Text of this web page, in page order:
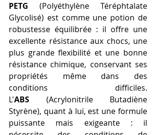
PETG (Polyéthylène Téréphtalate
Glycolisé) est comme une potion de
robustesse équilibrée : il offre une
excellente résistance aux chocs, une
plus grande flexibilité et une bonne
résistance chimique, conservant ses
propriétés même dans des
conditions difficiles.
L'ABS (Acrylonitrile Butadiène
Styrène), quant à lui, est une formule
puissante mais exigeante : il